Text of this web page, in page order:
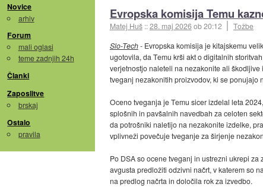
Novice
arhiv
Forum
mali oglasi
teme zadnjih 24h
Članki
Zaposlitve
brskaj
Ostalo
pravila
Evropska komisija Temu
Matej Huš ::28. maj 2026ob 20:12
Tožbe
Slo-Tech- Evropska komisija je kitajskemu
ugotovila, da Temu krši akt o digitalnih
verjetnostjo naleteli na nezakonite ali
tveganj nezakonitih proizvodov, ki se ponujajo
Oceno tveganja je Temu sicer izdelal leta
splošnih in pavšalnih navedbah za celoten
da potrošniki naletijo na nezakonite izdelke,
vplivneži povečuje tveganje za širjenje
Po DSA so ocene tveganj in ustrezni ukrepi
avgusta predložiti odzivni načrt, v katerem so
na predlog načrta in določila rok za izvedbo.